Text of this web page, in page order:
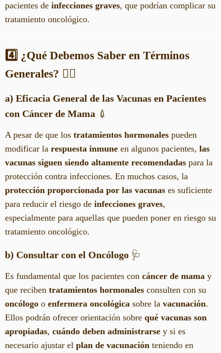
pacientes de infecciones graves, que podrían complicar su
tratamiento oncológico.
4️⃣ ¿Qué Debemos Saber en Términos
Generales? 🧑‍⚕️
a) Eficacia General de las Vacunas en Pacientes
con Cáncer de Mama 💉
A pesar de que los tratamientos hormonales pueden
modificar la respuesta inmune en algunos pacientes, las
vacunas siguen siendo altamente recomendadas para la
protección contra infecciones. En muchos casos, la
protección proporcionada por las vacunas es suficiente
para reducir el riesgo de infecciones graves,
especialmente para aquellas que pueden poner en riesgo su
tratamiento oncológico.
b) Consultar con el Oncólogo 🩺
Es fundamental que los pacientes con cáncer de mama y
que reciben tratamientos hormonales consulten con su
oncólogo o enfermera oncológica sobre la vacunación.
Ellos podrán ofrecer orientación sobre qué vacunas son
apropiadas, cuándo deben administrarse y si es
necesario ajustar el plan de vacunación teniendo en